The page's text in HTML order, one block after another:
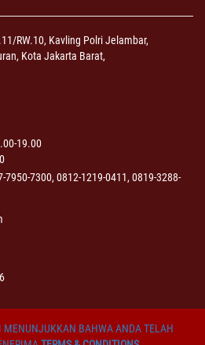
RW.10, Kavling Polri Jelambar,
Kota Jakarta Barat,
19.00
7950-7300, 0812-1219-0411, 0819-3288-
MENUNJUKKAN BAHWA ANDA TELAH